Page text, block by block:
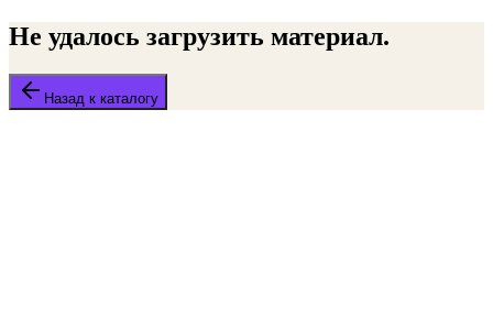
Не удалось загрузить материал.
Назад к каталогу